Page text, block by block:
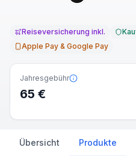
Reiseversicherung inkl.
Apple Pay & Google Pay
Jahresgebühr
65 €
Übersicht Produkte